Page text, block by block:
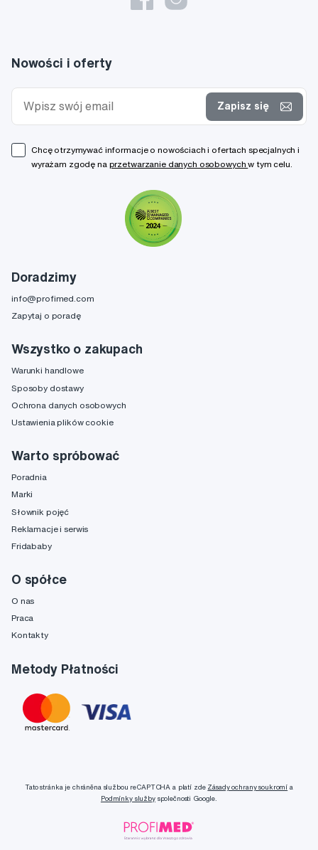
Doradzimy
info@profimed.com
Zapytaj o poradę
Wszystko o zakupach
Warunki handlowe
Sposoby dostawy
Ochrona danych osobowych
Ustawienia plików cookie
Warto spróbować
Poradnia
Marki
Słownik pojęć
Reklamacje i serwis
Fridababy
O spółce
O nas
Praca
Kontakty
Metody Płatności
Nowości i oferty
Zapisz się
Chcę otrzymywać informacje o nowościach i ofertach specjalnych i
wyrażam zgodę na przetwarzanie danych osobowychw tym celu.
Tato stránka je chráněna službou reCAPTCHA a platí zde Zásady ochrany soukromí a
Podmínky službyspolečnosti Google.